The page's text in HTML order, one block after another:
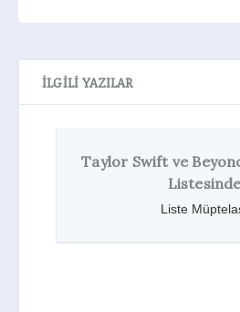
İLGILI YAZILAR
Taylor Swift ve Beyonce
Listesinde
Liste Müptelası